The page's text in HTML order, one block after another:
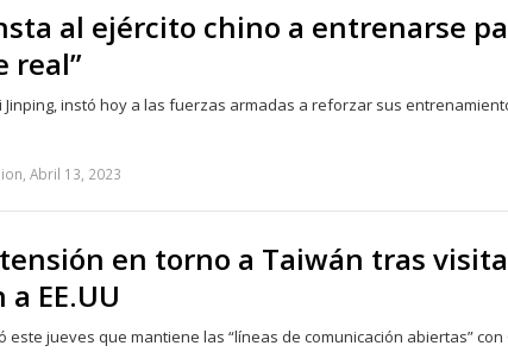
al ejército chino a entrenarse
real”
Jinping, instó hoy a las fuerzas armadas a reforzar sus
Abril 13, 2023
en torno a Taiwán tras
EE.UU
este jueves que mantiene las “líneas de comunicación abiertas” con